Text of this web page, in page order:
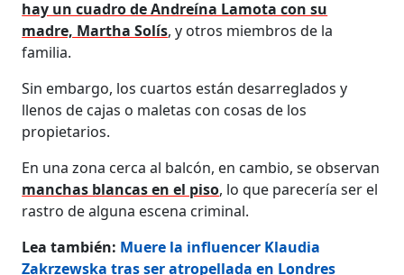
hay un cuadro de Andreína Lamota con su
madre, Martha Solís, y otros miembros de la
familia.
Sin embargo, los cuartos están desarreglados y
llenos de cajas o maletas con cosas de los
propietarios.
En una zona cerca al balcón, en cambio, se observan
manchas blancas en el piso, lo que parecería ser el
rastro de alguna escena criminal.
Lea también: Muere la influencer Klaudia
Zakrzewska tras ser atropellada en Londres